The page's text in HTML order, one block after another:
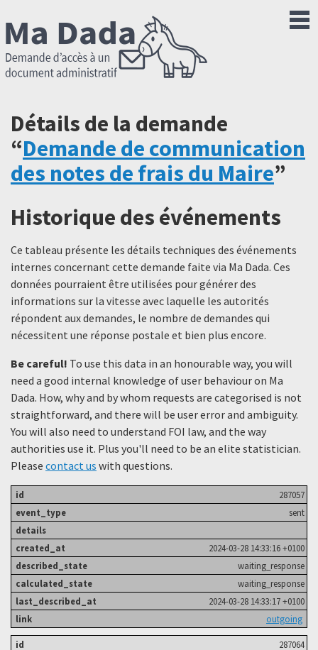
Détails de la demande
“Demande de communication
des notes de frais du Maire”
Historique des événements
Ce tableau présente les détails techniques des événements
internes concernant cette demande faite via Ma Dada. Ces
données pourraient être utilisées pour générer des
informations sur la vitesse avec laquelle les autorités
répondent aux demandes, le nombre de demandes qui
nécessitent une réponse postale et bien plus encore.
Be careful! To use this data in an honourable way, you will
need a good internal knowledge of user behaviour on Ma
Dada. How, why and by whom requests are categorised is not
straightforward, and there will be user error and ambiguity.
You will also need to understand FOI law, and the way
authorities use it. Plus you'll need to be an elite statistician.
Please contact us with questions.
287057
sent
2024-03-28 14:33:16 +0100
waiting_response
waiting_response
2024-03-28 14:33:17 +0100
outgoing
287064